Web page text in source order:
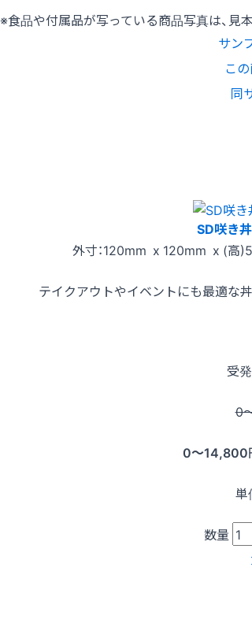
※食品や付属品が写っている商品写真は、見
サン
こ
同
SD咲き
外寸：120mm x 120mm x (高
テイクアウトやイベントにも最適な
受
0
0〜14,800
単
数量